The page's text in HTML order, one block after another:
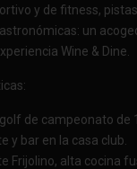
y de fitness,
un
Wine & Dine.
de campeonato de
y bar en la casa club.
Frijolino, alta cocina